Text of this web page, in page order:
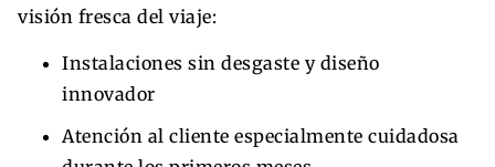
visión fresca del viaje:
Instalaciones sin desgaste y diseño
innovador
Atención al cliente especialmente cuidadosa